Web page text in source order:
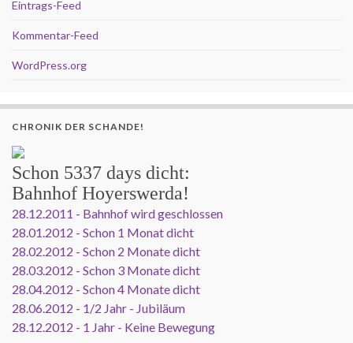
Eintrags-Feed
Kommentar-Feed
WordPress.org
CHRONIK DER SCHANDE!
Schon 5337 days dicht:
Bahnhof Hoyerswerda!
28.12.2011 - Bahnhof wird geschlossen
28.01.2012 - Schon 1 Monat dicht
28.02.2012 - Schon 2 Monate dicht
28.03.2012 - Schon 3 Monate dicht
28.04.2012 - Schon 4 Monate dicht
28.06.2012 - 1/2 Jahr - Jubiläum
28.12.2012 - 1 Jahr - Keine Bewegung